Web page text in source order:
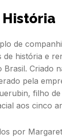
História
de
de história e
Criado
pela
filho
aos cinco
por